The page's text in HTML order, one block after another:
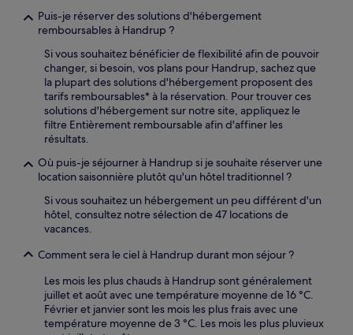
Puis-je réserver des solutions d'hébergement
remboursables à Handrup ?
Si vous souhaitez bénéficier de flexibilité afin de pouvoir
changer, si besoin, vos plans pour Handrup, sachez que
la plupart des solutions d'hébergement proposent des
tarifs remboursables* à la réservation. Pour trouver ces
solutions d'hébergement sur notre site, appliquez le
filtre Entièrement remboursable afin d'affiner les
résultats.
Où puis-je séjourner à Handrup si je souhaite réserver une
location saisonnière plutôt qu'un hôtel traditionnel ?
Si vous souhaitez un hébergement un peu différent d'un
hôtel, consultez notre sélection de 47 locations de
vacances.
Comment sera le ciel à Handrup durant mon séjour ?
Les mois les plus chauds à Handrup sont généralement
juillet et août avec une température moyenne de 16 °C.
Février et janvier sont les mois les plus frais avec une
température moyenne de 3 °C. Les mois les plus pluvieux